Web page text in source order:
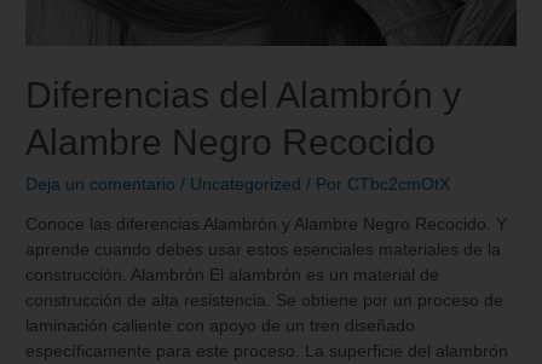
Diferencias del Alambrón y
Alambre Negro Recocido
Deja un comentario / Uncategorized / Por CTbc2cmOtX
Conoce las diferencias Alambrón y Alambre Negro Recocido. Y
aprende cuando debes usar estos esenciales materiales de la
construcción. Alambrón El alambrón es un material de
construcción de alta resistencia. Se obtiene por un proceso de
laminación caliente con apoyo de un tren diseñado
específicamente para este proceso. La superficie del alambrón